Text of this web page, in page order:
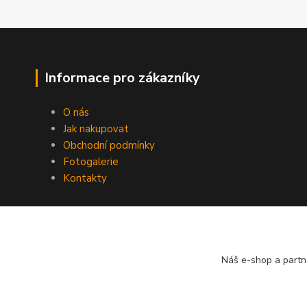
Informace pro zákazníky
O nás
Jak nakupovat
Obchodní podmínky
Fotogalerie
Kontakty
Náš e-shop a